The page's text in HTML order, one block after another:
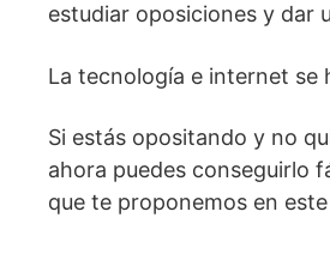
estudiar oposiciones y dar
La tecnología e internet se
Si estás opositando y no
ahora puedes conseguirlo
que te proponemos en